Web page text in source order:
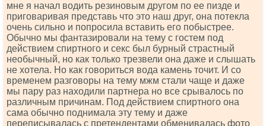
мне я начал водить резиновым другом по ее пизде и
приговаривая представь что это наш друг, она потекла
очень сильно и попросила вставить его побыстрее.
Обычно мы фантазировали на тему с гостем под
действием спиртного и секс был бурный страстный
необычный, но как только трезвели она даже и слышать
не хотела. Но как говориться вода камень точит. И со
временем разговоры на тему мжм стали чаще и даже
мы пару раз находили партнера но все срывалось по
различным причинам. Под действием спиртного она
сама обычно поднимала эту тему и даже
переписывалась с претендентами обменивалась фото